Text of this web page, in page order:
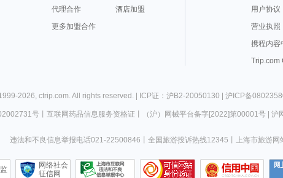
代理合作
酒店加盟
更多加盟合作
用户协议
营业执照
携程内容
Trip.com
2026, ctrip.com. All rights reserved. | ICP证：沪B2-20050130 | 沪ICP备
号丨 互联网药品信息服务资格证 （沪）网械平台备字[2022]第00001号| 沪
违法和不良信息举报电话021-22500846 全国旅游投诉热线12345 上海市旅游
网络社会
征信网